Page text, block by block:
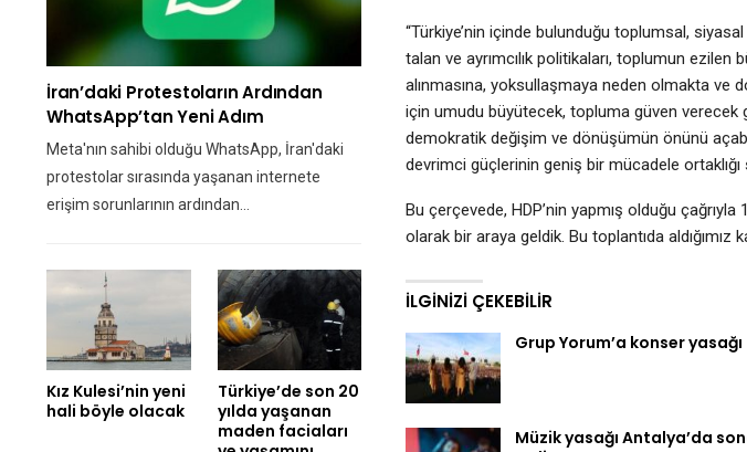
“Türkiye’nin içinde bulunduğu toplumsal,
talan ve ayrımcılık politikaları, toplumun
alınmasına, yoksullaşmaya neden olmakta ve
için umudu büyütecek, topluma güven verecek
demokratik değişim ve dönüşümün önünü
devrimci güçlerinin geniş bir mücadele ortaklığı
Bu çerçevede, HDP’nin yapmış olduğu
olarak bir araya geldik. Bu toplantıda aldığımız
İLGINIZI ÇEKEBILIR
Grup Yorum’a konser yasağı
Müzik yasağı Antalya’da
İran’daki Protestoların Ardından
WhatsApp’tan Yeni Adım
Meta'nın sahibi olduğu WhatsApp, İran'daki
protestolar sırasında yaşanan internete
erişim sorunlarının ardından…
Kız Kulesi’nin yeni
hali böyle olacak
Türkiye’de son 20
yılda yaşanan
maden faciaları